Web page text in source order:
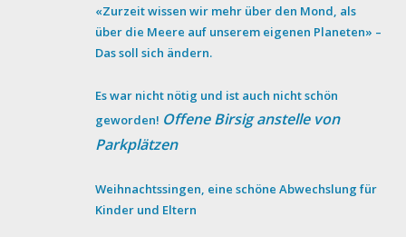
«Zurzeit wissen wir mehr über den Mond, als
über die Meere auf unserem eigenen Planeten» –
Das soll sich ändern.
Es war nicht nötig und ist auch nicht schön
geworden! Offene Birsig anstelle von
Parkplätzen
Weihnachtssingen, eine schöne Abwechslung für
Kinder und Eltern